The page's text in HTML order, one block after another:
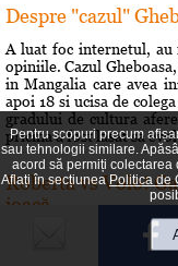
Despre "cazul"
A luat foc internetul, au
opiniile. Cazul
in Mangalia care avea
apoi 18 si ucisa de
gradului de cultura
pricina a fost lasat sa
Roberta vs Volo!
joacă...
Conflictele dintre
sunt vechi. Certurile
Pentru scopuri precum
sau tehnologii similare.
acord să permiți
Aflați în secțiunea Politica de